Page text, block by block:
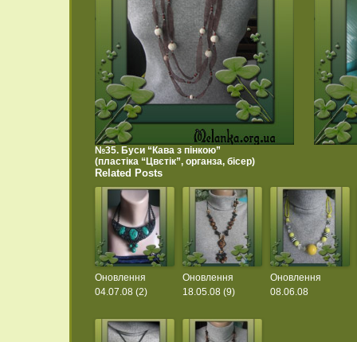
№35. Буси “Кава з пінкою”
(пластіка “Цвєтік”, органза, бісер)
Related Posts
Оновлення
04.07.08 (2)
Оновлення
18.05.08 (9)
Оновлення
08.06.08